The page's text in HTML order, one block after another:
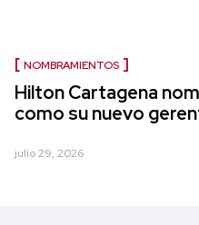
NOMBRAMIENTOS
Hilton Cartagena
como su nuevo
julio 29, 2026